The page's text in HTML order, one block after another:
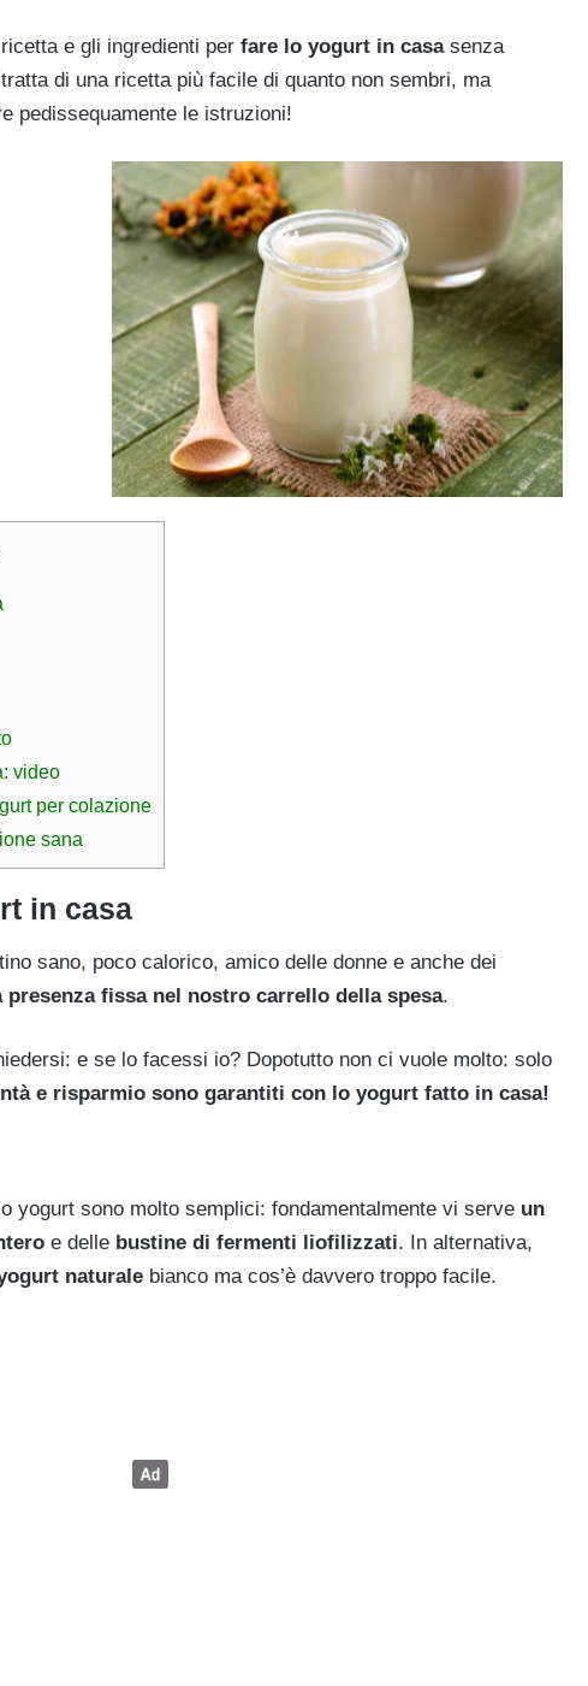
e gli ingredienti per fare lo yogurt in casasenza
di una ricetta più facile di quanto non sembri, ma
pedissequamente le istruzioni!
video
per colazione
sana
in casa
sano, poco calorico, amico delle donne e anche dei
presenza fissa nel nostro carrello della spesa.
e se lo facessi io? Dopotutto non ci vuole molto: solo
e risparmio sono garantiti con lo yogurt fatto in casa!
yogurt sono molto semplici: fondamentalmente vi serve un
e delle bustine di fermenti liofilizzati. In alternativa,
naturale bianco ma cos’è davvero troppo facile.